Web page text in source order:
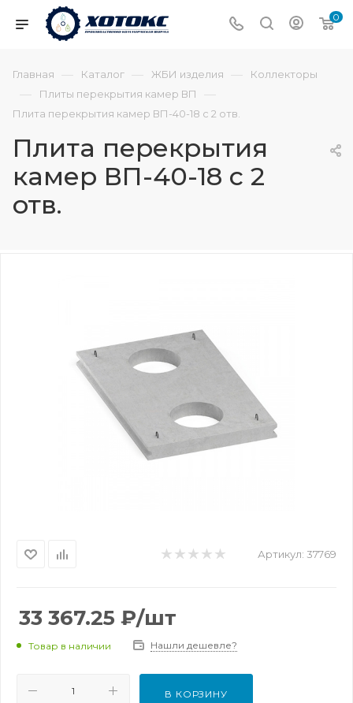
0
Главная — Каталог — ЖБИ изделия — Коллекторы
— Плиты перекрытия камер ВП —
Плита перекрытия камер ВП-40-18 с 2 отв.
Плита перекрытия
камер ВП-40-18 с 2
отв.
Артикул: 37769
33 367.25 ₽/шт
Товар в наличии Нашли дешевле?
В КОРЗИНУ